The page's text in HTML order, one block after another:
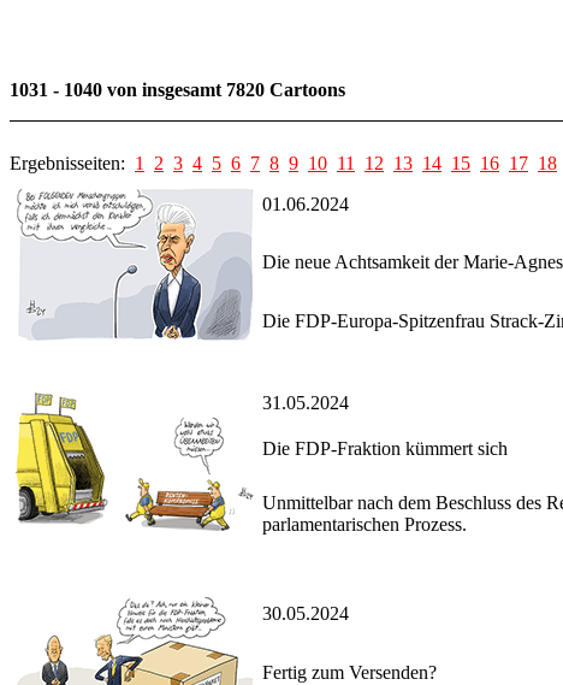
1031 - 1040 von insgesamt 7820 Cartoons
Ergebnisseiten: 1 2 3 4 5 6 7 8 9 10 11 12 13 14 15 16 17 18
01.06.2024
Die neue Achtsamkeit der Marie-
Die FDP-Europa-Spitzenfrau Strack-
31.05.2024
Die FDP-Fraktion kümmert sich
Unmittelbar nach dem Beschluss des
parlamentarischen Prozess.
30.05.2024
Fertig zum Versenden?